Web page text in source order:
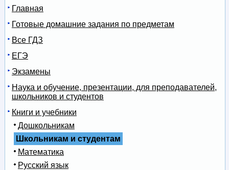
Главная
Готовые домашние задания по предметам
Все ГДЗ
ЕГЭ
Экзамены
Наука и обучение, презентации, для преподавателей,
школьников и студентов
Книги и учебники
Дошкольникам
Школьникам и студентам
Математика
Русский язык